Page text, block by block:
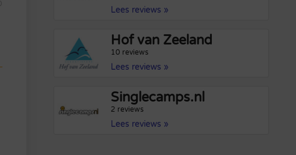
Lees reviews »
Hof van Zeeland
10 reviews
Lees reviews »
Singlecamps.nl
2 reviews
Lees reviews »